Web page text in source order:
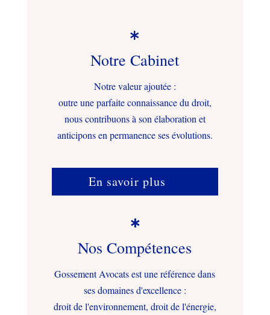

Notre Cabinet
Notre valeur ajoutée :
outre une parfaite connaissance du droit,
nous contribuons à son élaboration et
anticipons en permanence ses évolutions.
En savoir plus

Nos Compétences
Gossement Avocats est une référence dans
ses domaines d'excellence :
droit de l'environnement, droit de l'énergie,